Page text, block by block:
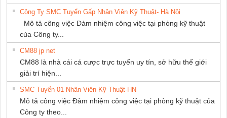
Công Ty SMC Tuyển Gấp Nhân Viên Kỹ Thuật- Hà Nội
Mô tả công việc Đảm nhiệm công việc tại phòng kỹ thuật
của Công ty...
CM88 jp net
CM88 là nhà cái cá cược trực tuyến uy tín, sở hữu thế giới
giải trí hiện...
SMC Tuyển 01 Nhân Viên Kỹ Thuật-HN
Mô tả công việc Đảm nhiệm công việc tại phòng kỹ thuật của
Công ty theo...